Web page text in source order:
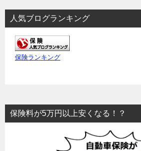
人気ブログランキング
保険ランキング
保険料が5万円以上安くなる！？